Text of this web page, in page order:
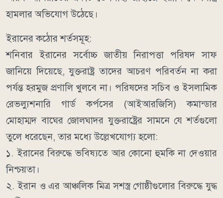
হামলার অভিযোগ উঠেছে।
ইরানের কঠোর শর্তসমূহ:
শনিবার ইরানের সর্বোচ্চ জাতীয় নিরাপত্তা পরিষদ সাফ
জানিয়ে দিয়েছে, যুক্তরাষ্ট্র তাদের আচরণ পরিবর্তন না করা
পর্যন্ত হরমুজ প্রণালি খুলবে না। পরিষদের সচিব ও ইসলামিক
রেভল্যুশনারি গার্ড কর্পসের (আইআরজিসি) কমান্ডার
মোহাম্মদ বাঘের জোলঘাদর যুক্তরাষ্ট্রের সামনে যে শর্তগুলো
তুলে ধরেছেন, তার মধ্যে উল্লেখযোগ্য হলো:
১. ইরানের বিরুদ্ধে ভবিষ্যতে আর কোনো হুমকি না দেওয়ার
নিশ্চয়তা।
২. ইরান ও এর আঞ্চলিক মিত্র সশস্ত্র গোষ্ঠীগুলোর বিরুদ্ধে যুদ্ধ